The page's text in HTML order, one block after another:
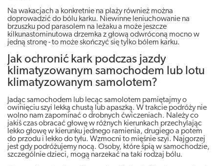
Na wakacjach a konkretnie na plaży również można
doprowadzić do bólu karku. Niewinne leniuchowanie na
brzuszku pod parasolem na leżaku a może jeszcze
kilkunastominutowa drzemka z głową odwróconą mocno w
jedną stronę - to może skończyć się tylko bólem karku.
Jak ochronić kark podczas jazdy
klimatyzowanym samochodem lub lotu
klimatyzowanym samolotem?
Jadąc samochodem lub lecąc samolotem pamiętajmy o
owinięciu szyi lekką chustą lub apaszką. W trakcie podróży nie
wolno nam zapominać o drobnych ćwiczeniach. Należy co
jakiś czas obracać głowę w różnych kierunkach przechylając
lekko głowę w kierunku jednego ramienia, drugiego a potem
do przodu i lekko do tyłu. Wzmocni to mięśnie szyi. Najgorzej
jest gdy podróżujemy nocą. Osoby, które śpią w samochodzie,
szczególnie dzieci, mogą narzekać na taki rodzaj bólu.